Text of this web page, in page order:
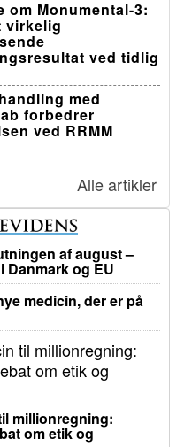
om Monumental-3:
virkelig
ved tidlig
med
forbedrer
ved RRMM
Alle artikler
af august –
og EU
medicin, der er på
millionregning:
om etik og